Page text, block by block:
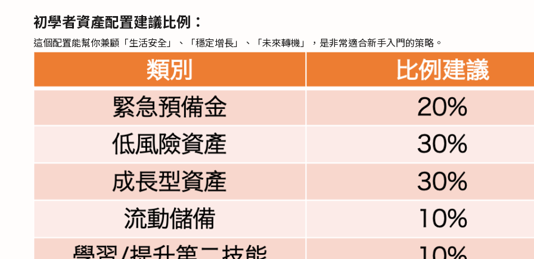
初學者資產配置建議比例：
這個配置能幫你兼顧「生活安全」、「穩定增長」、「未來轉機」，是非常適合新手入門的策略。